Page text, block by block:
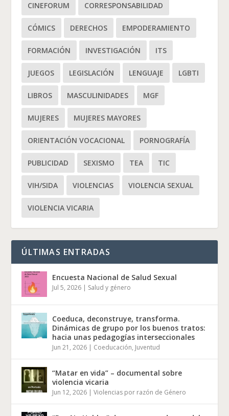
CINEFORUM CORRESPONSABILIDAD
CÓMICS DERECHOS EMPODERAMIENTO
FORMACIÓN INVESTIGACIÓN ITS
JUEGOS LEGISLACIÓN LENGUAJE LGBTI
LIBROS MASCULINIDADES MGF
MUJERES MUJERES MAYORES
ORIENTACIÓN VOCACIONAL PORNOGRAFÍA
PUBLICIDAD SEXISMO TEA TIC
VIH/SIDA VIOLENCIAS VIOLENCIA SEXUAL
VIOLENCIA VICARIA
ÚLTIMAS ENTRADAS
Encuesta Nacional de Salud Sexual
Jul 5, 2026 | Salud y género
Coeduca, deconstruye, transforma.
Dinámicas de grupo por los buenos tratos:
hacia unas pedagogías interseccionales
Jun 21, 2026 | Coeducación, Juventud
“Matar en vida” – documental sobre
violencia vicaria
Jun 12, 2026 |Violencias por razón de Género